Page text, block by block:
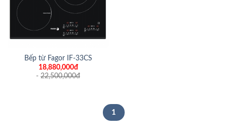
Bếp từ Fagor IF-33CS
18,880,000đ
- 22,500,000đ
1